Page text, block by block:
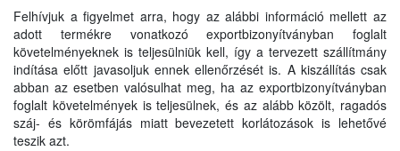
Felhívjuk a figyelmet arra, hogy az alábbi információ mellett az
adott termékre vonatkozó exportbizonyítványban foglalt
követelményeknek is teljesülniük kell, így a tervezett szállítmány
indítása előtt javasoljuk ennek ellenőrzését is. A kiszállítás csak
abban az esetben valósulhat meg, ha az exportbizonyítványban
foglalt követelmények is teljesülnek, és az alább közölt, ragadós
száj- és körömfájás miatt bevezetett korlátozások is lehetővé
teszik azt.